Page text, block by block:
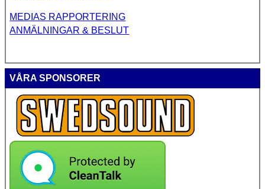
MEDIAS RAPPORTERING
ANMÄLNINGAR & BESLUT
VÅRA SPONSORER